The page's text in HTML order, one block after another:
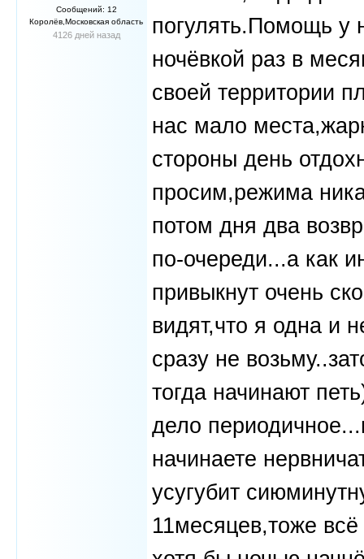
Сообщений: 12
Королёв,Московская область
4126 дней назад
погулять.Помощь у
ночёвкой раз в
своей территории
нас мало
стороны день
просим,режима
потом дня два
по-очереди...а как
привыкнут очень
видят,что я одна и
сразу не
тогда начинают
дело
начинаете
усугубит
11месяцев,тоже